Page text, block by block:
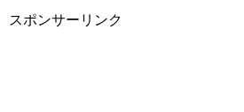
スポンサーリンク